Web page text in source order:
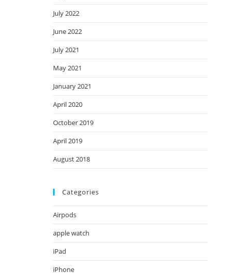
July 2022
June 2022
July 2021
May 2021
January 2021
April 2020
October 2019
April 2019
August 2018
Categories
Airpods
apple watch
iPad
iPhone